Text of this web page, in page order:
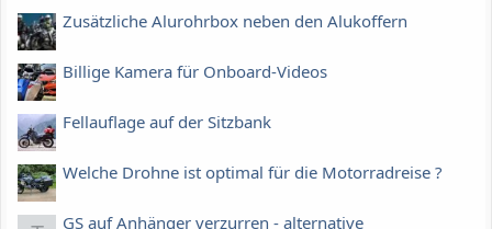
Zusätzliche Alurohrbox neben den Alukoffern
Billige Kamera für Onboard-Videos
Fellauflage auf der Sitzbank
Welche Drohne ist optimal für die Motorradreise ?
GS auf Anhänger verzurren - alternative